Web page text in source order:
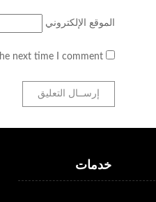
الموقع الإلكتروني
next time I comment.
خدمات